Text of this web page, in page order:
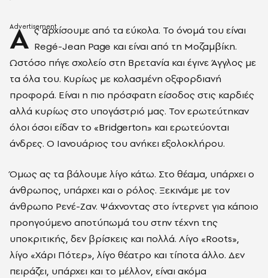
Α ς αρχίσουμε από τα εύκολα. Το όνομά του είναι
Regé-Jean Page και είναι από τη Μοζαμβίκη.
Ωστόσο πήγε σχολείο στη Βρετανία και έγινε Άγγλος με
τα όλα του. Κυρίως με κολασμένη οξφορδιανή
προφορά. Είναι η πιο πρόσφατη είσοδος στις καρδιές
αλλά κυρίως στο υπογάστριό μας. Τον ερωτεύτηκαν
όλοι όσοι είδαν το «Bridgerton» και ερωτεύονται
άνδρες. Ο Ιανουάριος του ανήκει εξολοκλήρου.
Όμως ας τα βάλουμε λίγο κάτω. Στο θέαμα, υπάρχει ο
άνθρωπος, υπάρχει και ο ρόλος. Ξεκινάμε με τον
άνθρωπο Ρενέ-Ζαν. Ψάχνοντας στο ίντερνετ για κάποιο
προηγούμενο αποτύπωμά του στην τέχνη της
υποκριτικής, δεν βρίσκεις και πολλά. Λίγο «Roots»,
λίγο «Χάρι Πότερ», λίγο θέατρο και τίποτα άλλο. Δεν
πειράζει, υπάρχει και το μέλλον, είναι ακόμα